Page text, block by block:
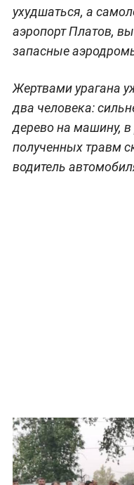
ухудшаться, а
аэропорт Платов,
запасные
Жертвами урагана
два человека:
дерево на машину, в
полученных травм
водитель